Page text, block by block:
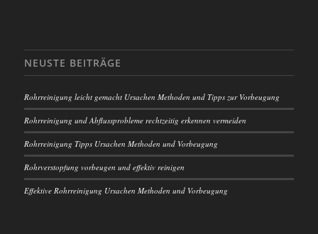
NEUSTE BEITRÄGE
Rohrreinigung leicht gemacht Ursachen Methoden und Tipps zur Vorbeugung
Rohrreinigung und Abflussprobleme rechtzeitig erkennen vermeiden
Rohrreinigung Tipps Ursachen Methoden und Vorbeugung
Rohrverstopfung vorbeugen und effektiv reinigen
Effektive Rohrreinigung Ursachen Methoden und Vorbeugung